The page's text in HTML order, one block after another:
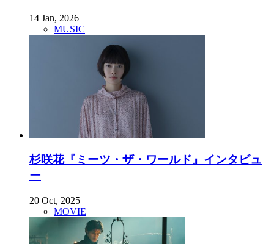
14 Jan, 2026
MUSIC
杉咲花『ミーツ・ザ・ワールド』インタビュ
ー
20 Oct, 2025
MOVIE